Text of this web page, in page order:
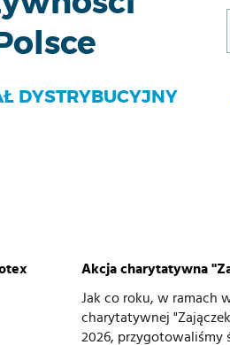
DYSTRYBUCYJNY
Akcja charytatywna
Jak co roku, w ramach
charytatywnej
2026, przygotowaliśmy